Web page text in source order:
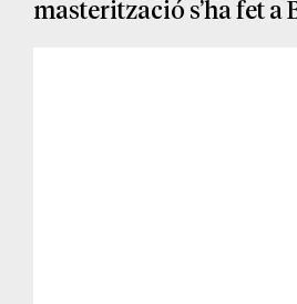
masterització s’ha fet a